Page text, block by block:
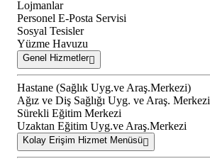
Lojmanlar
Personel E-Posta Servisi
Sosyal Tesisler
Yüzme Havuzu
Genel Hizmetler
Hastane (Sağlık Uyg.ve Araş.Merkezi)
Ağız ve Diş Sağlığı Uyg. ve Araş. Merkezi
Sürekli Eğitim Merkezi
Uzaktan Eğitim Uyg.ve Araş.Merkezi
Kolay Erişim Hizmet Menüsü